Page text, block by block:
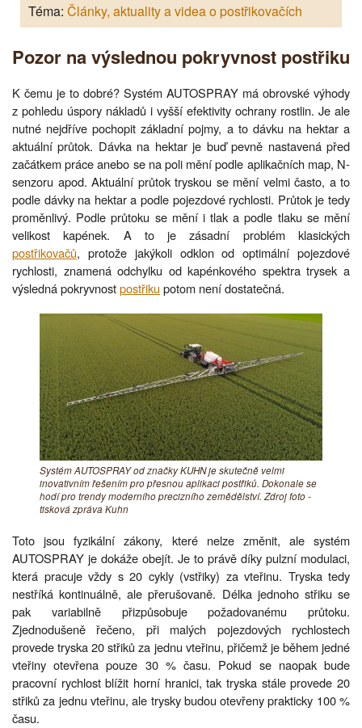
Téma: Články, aktuality a videa o postřikovačích
Pozor na výslednou pokryvnost postřiku
K čemu je to dobré? Systém AUTOSPRAY má obrovské výhody
z pohledu úspory nákladů i vyšší efektivity ochrany rostlin. Je ale
nutné nejdříve pochopit základní pojmy, a to dávku na hektar a
aktuální průtok. Dávka na hektar je buď pevně nastavená před
začátkem práce anebo se na poli mění podle aplikačních map, N-
senzoru apod. Aktuální průtok tryskou se mění velmi často, a to
podle dávky na hektar a podle pojezdové rychlosti. Průtok je tedy
proměnlivý. Podle průtoku se mění i tlak a podle tlaku se mění
velikost kapének. A to je zásadní problém klasických
postřikovačů, protože jakýkoli odklon od optimální pojezdové
rychlosti, znamená odchylku od kapénkového spektra trysek a
výsledná pokryvnostpostřiku potom není dostatečná.
Systém AUTOSPRAY od značky KUHN je skutečně velmi
inovativním řešením pro přesnou aplikaci postřiků. Dokonale se
hodí pro trendy moderního precizního zemědělství. Zdroj foto -
tisková zpráva Kuhn
Toto jsou fyzikální zákony, které nelze změnit, ale systém
AUTOSPRAY je dokáže obejít. Je to právě díky pulzní modulaci,
která pracuje vždy s 20 cykly (vstřiky) za vteřinu. Tryska tedy
nestříká kontinuálně, ale přerušovaně. Délka jednoho střiku se
pak variabilně přizpůsobuje požadovanému průtoku.
Zjednodušeně řečeno, při malých pojezdových rychlostech
provede tryska 20 střiků za jednu vteřinu, přičemž je během jedné
vteřiny otevřena pouze 30 % času. Pokud se naopak bude
pracovní rychlost blížit horní hranici, tak tryska stále provede 20
střiků za jednu vteřinu, ale trysky budou otevřeny prakticky 100 %
času.